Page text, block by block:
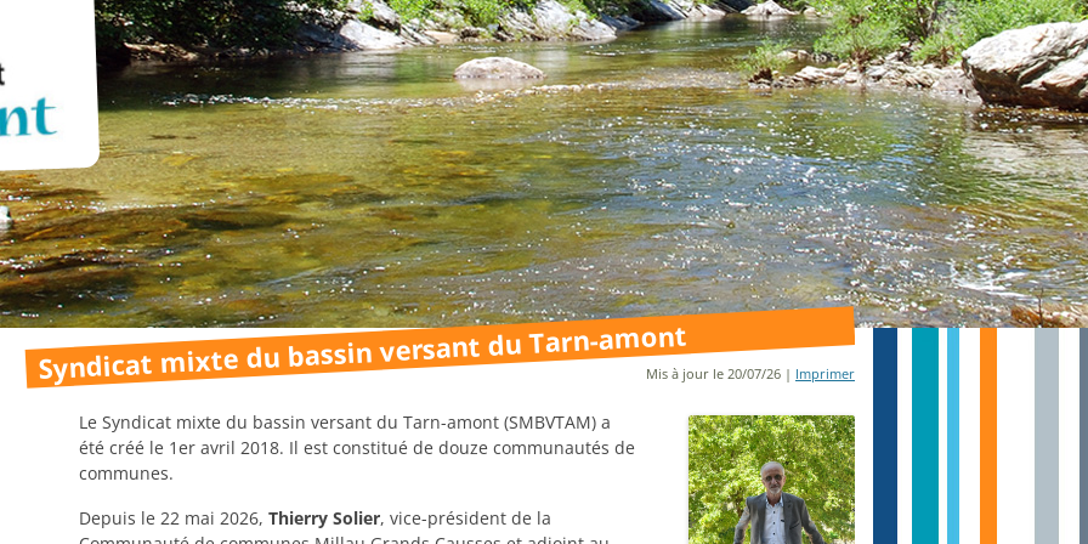
Syndicat mixte du bassin versant du Tarn-amontMis à jour le 20/07/26 | Imprimer
Le Syndicat mixte du bassin versant du Tarn-amont (SMBVTAM) a
été créé le 1er avril 2018. Il est constitué de douze communautés de
communes.
Depuis le 22 mai 2026,Thierry Solier, vice-président de la